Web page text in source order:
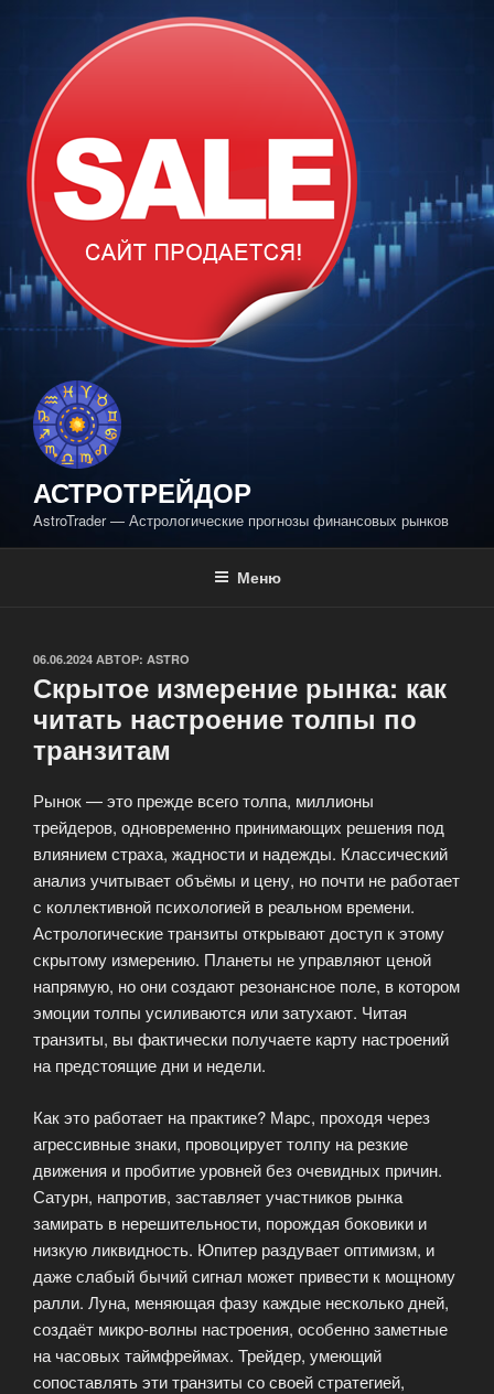
содержимому
АСТРОТРЕЙДОР
AstroTrader — Астрологические прогнозы финансовых рынков
Меню
ОПУБЛИКОВАНО
06.06.2024 АВТОР: ASTRO
Скрытое измерение рынка: как
читать настроение толпы по
транзитам
Рынок — это прежде всего толпа, миллионы
трейдеров, одновременно принимающих решения под
влиянием страха, жадности и надежды. Классический
анализ учитывает объёмы и цену, но почти не работает
с коллективной психологией в реальном времени.
Астрологические транзиты открывают доступ к этому
скрытому измерению. Планеты не управляют ценой
напрямую, но они создают резонансное поле, в котором
эмоции толпы усиливаются или затухают. Читая
транзиты, вы фактически получаете карту настроений
на предстоящие дни и недели.
Как это работает на практике? Марс, проходя через
агрессивные знаки, провоцирует толпу на резкие
движения и пробитие уровней без очевидных причин.
Сатурн, напротив, заставляет участников рынка
замирать в нерешительности, порождая боковики и
низкую ликвидность. Юпитер раздувает оптимизм, и
даже слабый бычий сигнал может привести к мощному
ралли. Луна, меняющая фазу каждые несколько дней,
создаёт микро-волны настроения, особенно заметные
на часовых таймфреймах. Трейдер, умеющий
сопоставлять эти транзиты со своей стратегией,